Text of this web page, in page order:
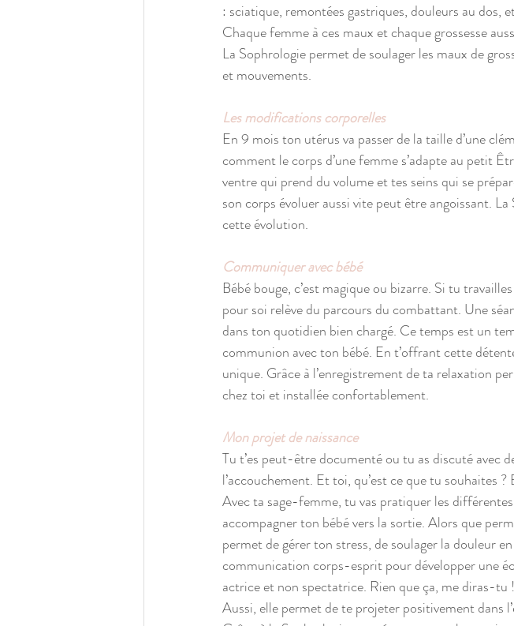
: sciatique, remontées gastriques, douleurs au dos,
Chaque femme à ces maux et chaque grossesse
La Sophrologie permet de soulager les maux de
et mouvements.
Les modifications corporelles
En 9 mois ton utérus va passer de la taille d’une
comment le corps d’une femme s’adapte au petit
ventre qui prend du volume et tes seins qui se
son corps évoluer aussi vite peut être angoissant.
cette évolution.
Communiquer avec bébé
Bébé bouge, c’est magique ou bizarre. Si tu
pour soi relève du parcours du combattant. Une
dans ton quotidien bien chargé. Ce temps est un
communion avec ton bébé. En t’offrant cette
unique. Grâce à l’enregistrement de ta relaxation
chez toi et installée confortablement.
Mon projet de naissance
Tu t’es peut-être documenté ou tu as discuté avec
l’accouchement. Et toi, qu’est ce que tu souhaites
Avec ta sage-femme, tu vas pratiquer les
accompagner ton bébé vers la sortie. Alors que
permet de gérer ton stress, de soulager la douleur
communication corps-esprit pour développer une
actrice et non spectatrice. Rien que ça, me diras-tu !
Aussi, elle permet de te projeter positivement dans